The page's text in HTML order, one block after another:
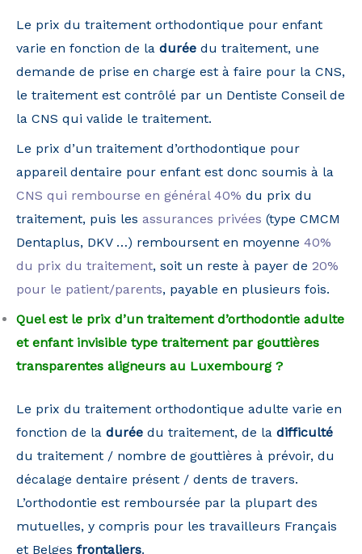
Le prix du traitement orthodontique pour enfant
varie en fonction de la durée du traitement, une
demande de prise en charge est à faire pour la CNS,
le traitement est contrôlé par un Dentiste Conseil de
la CNS qui valide le traitement.
Le prix d’un traitement d’orthodontique pour
appareil dentaire pour enfant est donc soumis à la
CNS qui rembourse en général 40% du prix du
traitement, puis les assurances privées (type CMCM
Dentaplus, DKV …) remboursent en moyenne 40%
du prix du traitement, soit un reste à payer de 20%
pour le patient/parents, payable en plusieurs fois.
Quel est le prix d’un traitement d’orthodontie adulte
et enfant invisible type traitement par gouttières
transparentes aligneurs au Luxembourg ?
Le prix du traitement orthodontique adulte varie en
fonction de la durée du traitement, de la difficulté
du traitement / nombre de gouttières à prévoir, du
décalage dentaire présent / dents de travers.
L’orthodontie est remboursée par la plupart des
mutuelles, y compris pour les travailleurs Français
et Belges frontaliers.